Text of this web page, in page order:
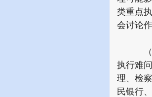
类重点
会讨论
（二
执行难
理、检
民银行